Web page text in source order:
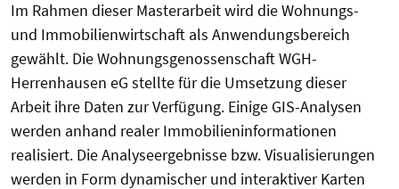
Im Rahmen dieser Masterarbeit wird die Wohnungs-
und Immobilienwirtschaft als Anwendungsbereich
gewählt. Die Wohnungsgenossenschaft WGH-
Herrenhausen eG stellte für die Umsetzung dieser
Arbeit ihre Daten zur Verfügung. Einige GIS-Analysen
werden anhand realer Immobilieninformationen
realisiert. Die Analyseergebnisse bzw. Visualisierungen
werden in Form dynamischer und interaktiver Karten